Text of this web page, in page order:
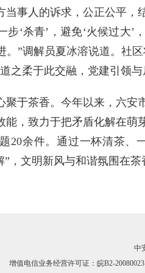
当事人的诉求，公正公平，
步‘杀青’，避免‘火候过大
。”调解员夏冰溶说道。社
之柔于此交融，党建引领与
于茶香。今年以来，六安
能，致力于把矛盾化解在萌
20余件。通过一杯清茶、
，文明新风与和谐氛围在茶
中
增值电信业务经营许可证：皖B2-